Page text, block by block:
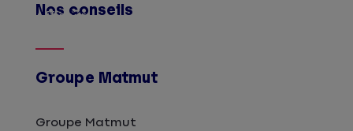
Nos conseils
Afficher
Groupe Matmut
Groupe Matmut